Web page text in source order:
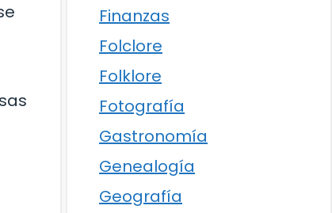
Finanzas
Folclore
Folklore
Fotografía
Gastronomía
Genealogía
Geografía